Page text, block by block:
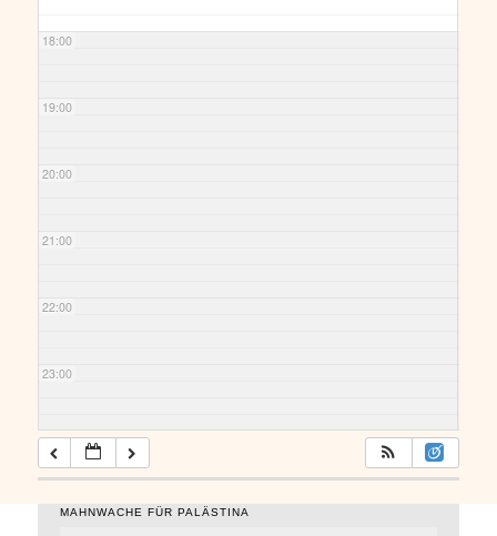
18:00
19:00
20:00
21:00
22:00
23:00
MAHNWACHE FÜR PALÄSTINA